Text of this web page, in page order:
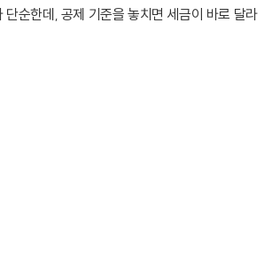
단순한데, 공제 기준을 놓치면 세금이 바로 달라